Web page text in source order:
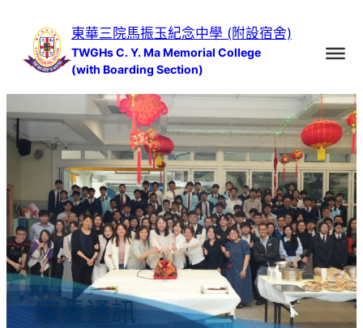
容
東華三院馬振玉紀念中學 (附設宿舍)
TWGHs C. Y. Ma Memorial College
(with Boarding Section)
家長通訊